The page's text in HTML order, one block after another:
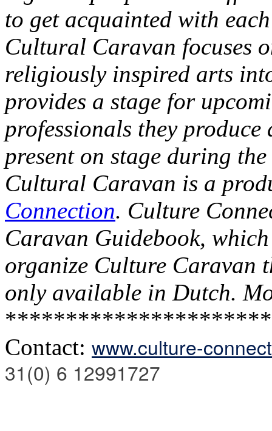
to get acquainted with
Cultural Caravan focuses
religiously inspired arts
provides a stage for
professionals they
present on stage during
Cultural Caravan is a
Connection. Culture
Caravan Guidebook,
organize Culture Caravan
only available in Dutch.
Contact: www.culture-
31(0) 6 12991727